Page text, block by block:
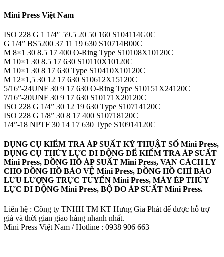
Mini Press Việt Nam
ISO 228 G 1 1/4″ 59.5 20 50 160 S104114G0C
G 1/4” BS5200 37 11 19 630 S10714B00C
M 8×1 30 8.5 17 400 O-Ring Type S10108X10120C
M 10×1 30 8.5 17 630 S10110X10120C
M 10×1 30 8 17 630 Type S10410X10120C
M 12×1,5 30 12 17 630 S10612X15120C
5/16”-24UNF 30 9 17 630 O-Ring Type S10151X24120C
7/16”-20UNF 30 9 17 630 S10171X20120C
ISO 228 G 1/4” 30 12 19 630 Type S10714120C
ISO 228 G 1/8” 30 8 17 400 S10718120C
1/4”-18 NPTF 30 14 17 630 Type S10914120C
DỤNG CỤ KIỂM TRA ÁP SUẤT KỸ THUẬT SỐ Mini Press,
DỤNG CỤ THỦY LỰC DI ĐỘNG ĐỂ KIỂM TRA ÁP SUẤT
Mini Press, ĐỒNG HỒ ÁP SUẤT Mini Press, VAN CÁCH LY
CHO ĐỒNG HỒ BẢO VỆ Mini Press, ĐỒNG HỒ CHỈ BÁO
LƯU LƯỢNG TRỰC TUYẾN Mini Press, MÁY ÉP THỦY
LỰC DI ĐỘNG Mini Press, BỘ ĐO ÁP SUẤT Mini Press.
Liên hệ : Công ty TNHH TM KT Hưng Gia Phát để được hỗ trợ
giá và thời gian giao hàng nhanh nhất.
Mini Press Việt Nam / Hotline : 0938 906 663